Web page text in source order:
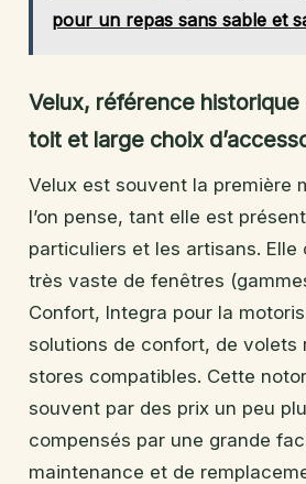
pour un repas sans sable et
Velux, référence
toit et large choix
Velux est souvent la première
l’on pense, tant elle est
particuliers et les artisans. Elle
très vaste de fenêtres
Confort, Integra pour la
solutions de confort, de volets
stores compatibles. Cette
souvent par des prix un peu
compensés par une grande
maintenance et de